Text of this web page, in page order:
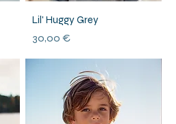
Lil' Huggy Grey
Prix
30,00 €